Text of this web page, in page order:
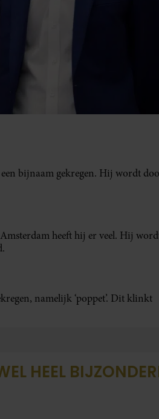
HEEL
en vastberadenheid. Wat
echtgenoot Edoardo